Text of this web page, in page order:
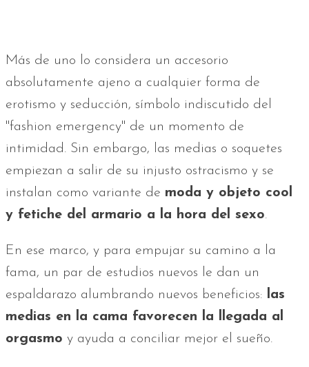
Más de uno lo considera un accesorio
absolutamente ajeno a cualquier forma de
erotismo y seducción, símbolo indiscutido del
"fashion emergency" de un momento de
intimidad. Sin embargo, las medias o soquetes
empiezan a salir de su injusto ostracismo y se
instalan como variante de moda y objeto cool
y fetiche del armario a la hora del sexo.
En ese marco, y para empujar su camino a la
fama, un par de estudios nuevos le dan un
espaldarazo alumbrando nuevos beneficios:
las
medias en la cama favorecen la llegada al
orgasmo y ayuda a conciliar mejor el sueño.